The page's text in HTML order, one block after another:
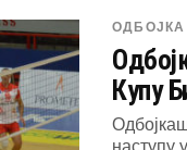
ОДБОЈКА
Купу